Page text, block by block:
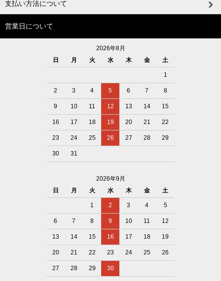
支払い方法について
営業日について
2026年8月
日
月 火 水 木 金 土
1
2 3 4 5 6 7 8
9 10 11 12 13 14 15
16 17 18 19 20 21 22
23 24 25 26 27 28 29
30 31
2026年9月
日
月 火 水 木 金 土
1 2 3 4 5
6 7 8 9 10 11 12
13 14 15 16 17 18 19
20 21 22 23 24 25 26
27 28 29 30